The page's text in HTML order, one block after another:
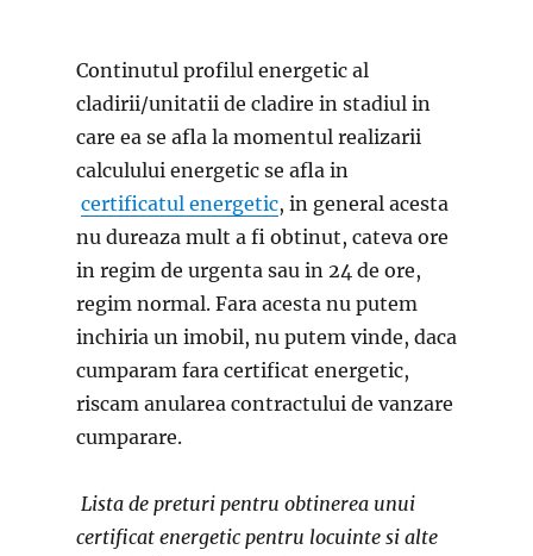
Continutul profilul energetic al
cladirii/unitatii de cladire in stadiul in
care ea se afla la momentul realizarii
calculului energetic se afla in
certificatul energetic, in general acesta
nu dureaza mult a fi obtinut, cateva ore
in regim de urgenta sau in 24 de ore,
regim normal. Fara acesta nu putem
inchiria un imobil, nu putem vinde, daca
cumparam fara certificat energetic,
riscam anularea contractului de vanzare
cumparare.
Lista de preturi pentru obtinerea unui
certificat energetic pentru locuinte si alte